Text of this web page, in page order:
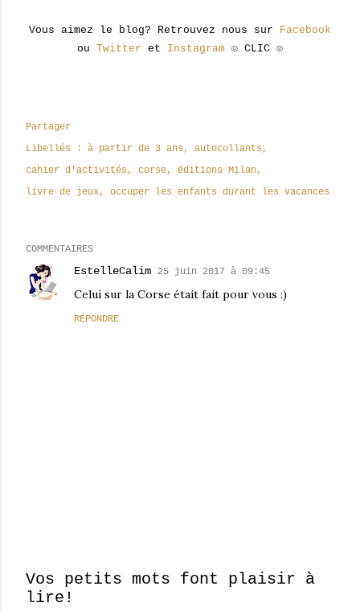
Vous aimez le blog? Retrouvez nous sur Facebook
ou Twitter et Instagram ☺ CLIC ☺
Partager
Libellés :
à partir de 3 ans
autocollants
cahier d'activités
corse
éditions Milan
livre de jeux
occuper les enfants durant les vacances
COMMENTAIRES
EstelleCalim 25 juin 2017 à 09:45
Celui sur la Corse était fait pour vous :)
RÉPONDRE
E
Vos petits mots font plaisir à
lire!